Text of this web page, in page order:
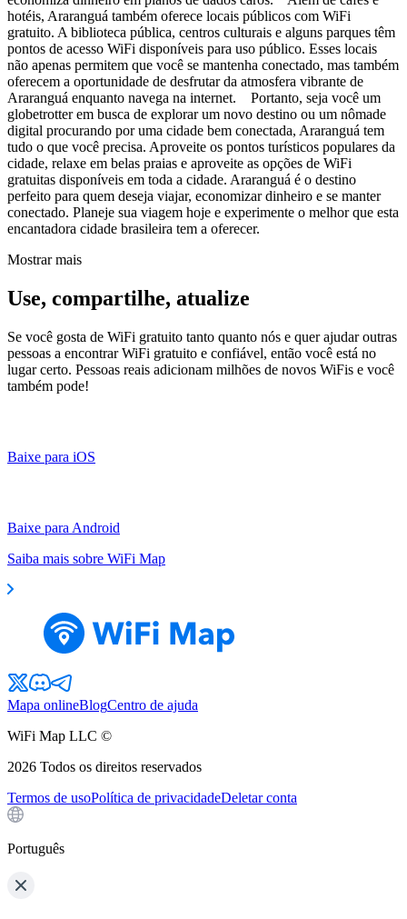
hotéis, Araranguá também oferece locais públicos com WiFi
gratuito. A biblioteca pública, centros culturais e alguns parques têm
pontos de acesso WiFi disponíveis para uso público. Esses locais
não apenas permitem que você se mantenha conectado, mas também
oferecem a oportunidade de desfrutar da atmosfera vibrante de
Araranguá enquanto navega na internet. Portanto, seja você um
globetrotter em busca de explorar um novo destino ou um nômade
digital procurando por uma cidade bem conectada, Araranguá tem
tudo o que você precisa. Aproveite os pontos turísticos populares da
cidade, relaxe em belas praias e aproveite as opções de WiFi
gratuitas disponíveis em toda a cidade. Araranguá é o destino
perfeito para quem deseja viajar, economizar dinheiro e se manter
conectado. Planeje sua viagem hoje e experimente o melhor que esta
encantadora cidade brasileira tem a oferecer.
Mostrar mais
Use, compartilhe, atualize
Se você gosta de WiFi gratuito tanto quanto nós e quer ajudar outras
pessoas a encontrar WiFi gratuito e confiável, então você está no
lugar certo. Pessoas reais adicionam milhões de novos WiFis e você
também pode!
Baixe para iOS
Baixe para Android
Saiba mais sobre WiFi Map
Mapa onlineBlogCentro de ajuda
WiFi Map LLC ©
2026 Todos os direitos reservados
Termos de usoPolítica de privacidadeDeletar conta
Português